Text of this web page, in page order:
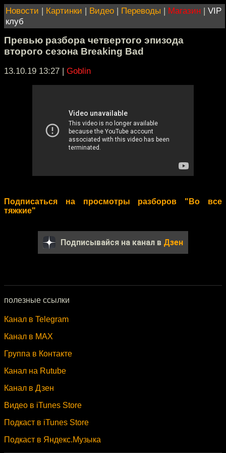
Новости | Картинки | Видео | Переводы | Магазин | VIP
клуб
Превью разбора четвертого эпизода
второго сезона Breaking Bad
13.10.19 13:27 | Goblin
Подписаться на просмотры разборов "Во все
тяжкие"
Подписывайся на канал в Дзен
полезные ссылки
Канал в Telegram
Канал в MAX
Группа в Контакте
Канал на Rutube
Канал в Дзен
Видео в iTunes Store
Подкаст в iTunes Store
Подкаст в Яндекс.Музыка